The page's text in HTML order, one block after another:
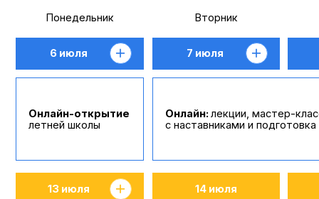
Подключайся к программе проекта
в статусе онлайн-слушателя до 24 июля
по развитию малых городов России!
РЕГИСТРАЦИЯ